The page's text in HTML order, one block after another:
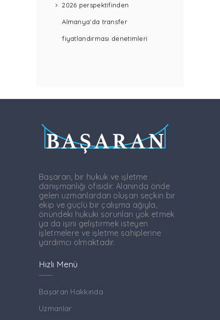
2026 perspektifinden
Almanya’da transfer
fiyatlandırması denetimleri
Başaran, bir hukuk ve işletme
danışmanlığı ofisidir. Alanında önde
gelen uzmanlardan oluşan seçkin bir
ekip ve güçlü bir çalışma ağıyla,
önündeki hukuki sorunları yok etmek
ya da işini geliştirmek isteyen
işletmelere ve işletme sahiplerine
yardımcı olmaktadır.
Hızlı Menü
Başaran Hakkında
Uzmanlar